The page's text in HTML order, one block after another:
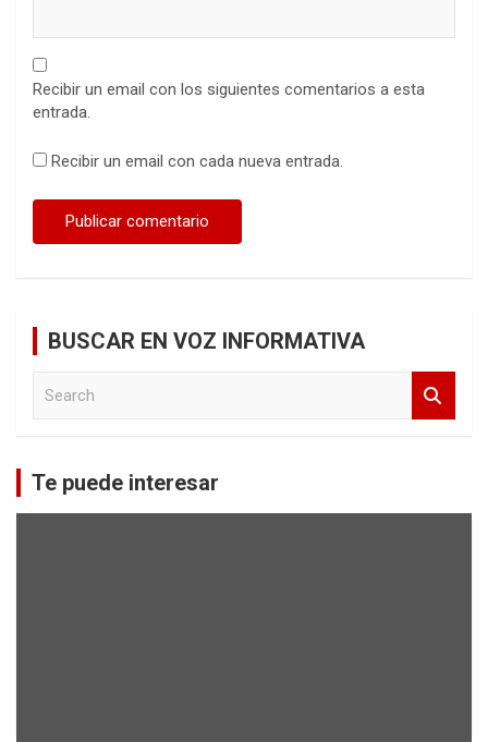
Recibir un email con los siguientes comentarios a esta
entrada.
Recibir un email con cada nueva entrada.
BUSCAR EN VOZ INFORMATIVA
c
h
Te puede interesar